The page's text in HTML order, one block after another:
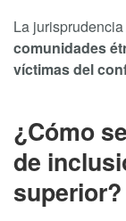
La
comunidades
víctimas del
¿Cómo
de
superior?